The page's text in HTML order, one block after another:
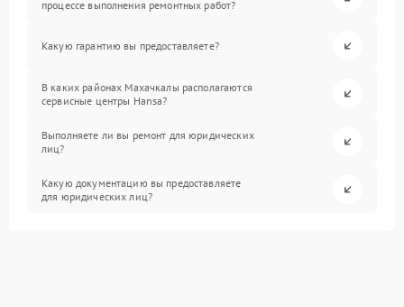
процессе выполнения ремонтных работ?
Какую гарантию вы предоставляете?
В каких районах Махачкалы располагаются
сервисные центры Hansa?
Выполняете ли вы ремонт для юридических
лиц?
Какую документацию вы предоставляете
для юридических лиц?